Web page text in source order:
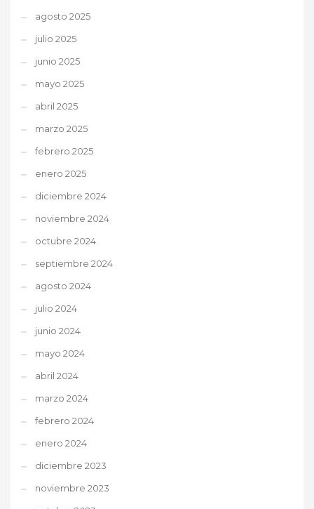
agosto 2025
julio 2025
junio 2025
mayo 2025
abril 2025
marzo 2025
febrero 2025
enero 2025
diciembre 2024
noviembre 2024
octubre 2024
septiembre 2024
agosto 2024
julio 2024
junio 2024
mayo 2024
abril 2024
marzo 2024
febrero 2024
enero 2024
diciembre 2023
noviembre 2023